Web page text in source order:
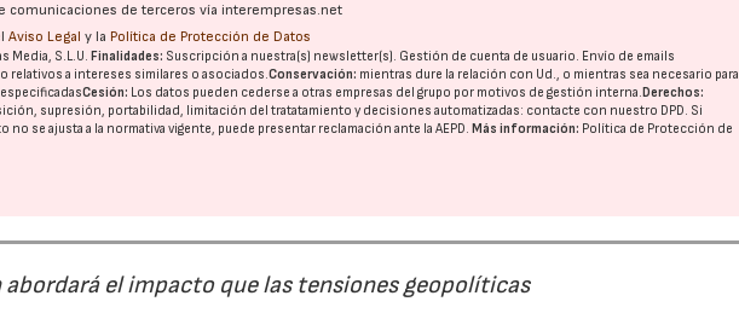
comunicaciones de terceros vía interempresas.net
Aviso Legal y la Política de Protección de Datos
Media, S.L.U. Finalidades: Suscripción a nuestra(s) newsletter(s). Gestión de cuenta de usuario. Envío de emails
relativos a intereses similares o asociados.Conservación: mientras dure la relación con Ud., o mientras sea necesario para
especificadasCesión: Los datos pueden cederse a otras empresas del grupo por motivos de gestión interna. Derechos:
supresión, portabilidad, limitación del tratatamiento y decisiones automatizadas: contacte con nuestro DPD. Si
no se ajusta a la normativa vigente, puede presentar reclamación ante laAEPD. Más información: Política de Protección de
el impacto que las tensiones geopolíticas